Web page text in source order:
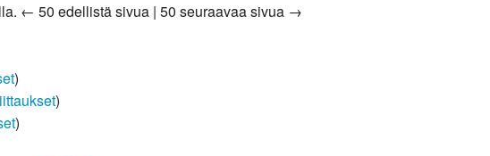
← 50 edellistä sivua | 50 seuraavaa sivua →
)
)
)